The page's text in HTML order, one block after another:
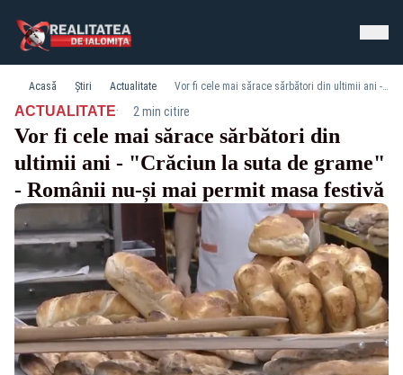
Acasă Știri Actualitate Vor fi cele mai sărace sărbători din ultimii ani - "Crăciun la suta de grame" - Românii nu-și mai permit masa festivă
ACTUALITATE· 2 min citire
Vor fi cele mai sărace sărbători din
ultimii ani - "Crăciun la suta de grame"
- Românii nu-și mai permit masa festivă